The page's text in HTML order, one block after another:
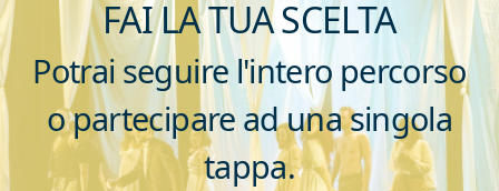
FAI LA TUA SCELTA
Potrai seguire l'intero percorso
o partecipare ad una singola
tappa.